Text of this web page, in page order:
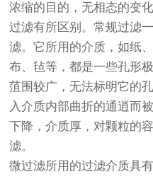
浓缩的目的，无相态的变
过滤有所区别。常规过滤
滤。它所用的介质，如纸
布、毡等，都是一些孔形
菹围较广，无法标明它的
入介质内部曲折的通逍而
下降，介质厚，对颗粒的
滤。
微过滤所用的过滤介质具